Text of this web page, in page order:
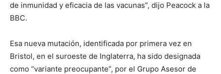
de inmunidad y eficacia de las vacunas”, dijo Peacock a la
BBC.
Esa nueva mutación, identificada por primera vez en
Bristol, en el suroeste de Inglaterra, ha sido designada
como “variante preocupante”, por el Grupo Asesor de